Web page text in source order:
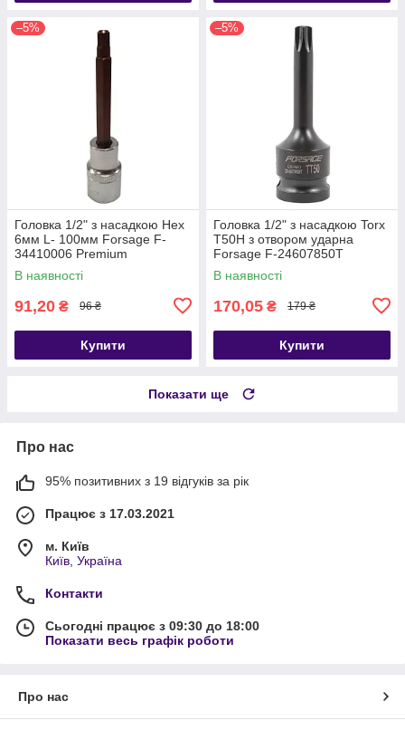
–5%
Головка 1/2" з насадкою Hex
6мм L- 100мм Forsage F-
34410006 Premium
В наявності
91,20 ₴ 96 ₴
Купити
–5%
Головка 1/2" з насадкою Torx
T50H з отвором ударна
Forsage F-24607850T
В наявності
170,05 ₴ 179 ₴
Купити
Показати ще
Про нас
95% позитивних з 19 відгуків за рік
Працює з 17.03.2021
м. Київ
Київ, Україна
Контакти
Сьогодні працює з 09:30 до 18:00
Показати весь графік роботи
Про нас